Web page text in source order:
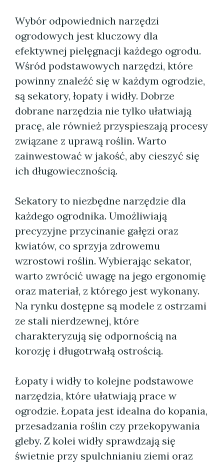
Wybór odpowiednich narzędzi
ogrodowych jest kluczowy dla
efektywnej pielęgnacji każdego ogrodu.
Wśród podstawowych narzędzi, które
powinny znaleźć się w każdym ogrodzie,
są sekatory, łopaty i widły. Dobrze
dobrane narzędzia nie tylko ułatwiają
pracę, ale również przyspieszają procesy
związane z uprawą roślin. Warto
zainwestować w jakość, aby cieszyć się
ich długowiecznością.
Sekatory to niezbędne narzędzie dla
każdego ogrodnika. Umożliwiają
precyzyjne przycinanie gałęzi oraz
kwiatów, co sprzyja zdrowemu
wzrostowi roślin. Wybierając sekator,
warto zwrócić uwagę na jego ergonomię
oraz materiał, z którego jest wykonany.
Na rynku dostępne są modele z ostrzami
ze stali nierdzewnej, które
charakteryzują się odpornością na
korozję i długotrwałą ostrością.
Łopaty i widły to kolejne podstawowe
narzędzia, które ułatwiają prace w
ogrodzie. Łopata jest idealna do kopania,
przesadzania roślin czy przekopywania
gleby. Z kolei widły sprawdzają się
świetnie przy spulchnianiu ziemi oraz